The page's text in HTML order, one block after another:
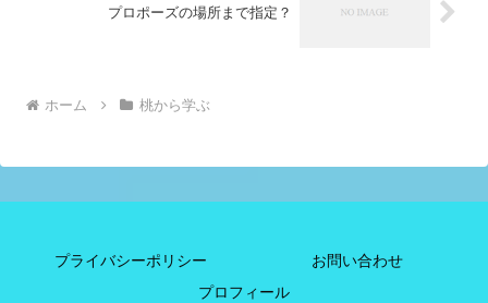
プロポーズの場所まで指定？
ホーム 桃から学ぶ
プライバシーポリシー
お問い合わせ
プロフィール